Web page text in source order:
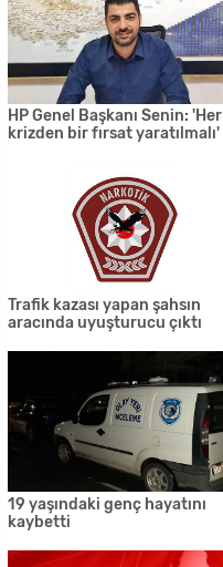
HP Genel Başkanı Senin: 'Her
krizden bir fırsat yaratılmalı'
Trafik kazası yapan şahsın
aracında uyuşturucu çıktı
19 yaşındaki genç hayatını
kaybetti